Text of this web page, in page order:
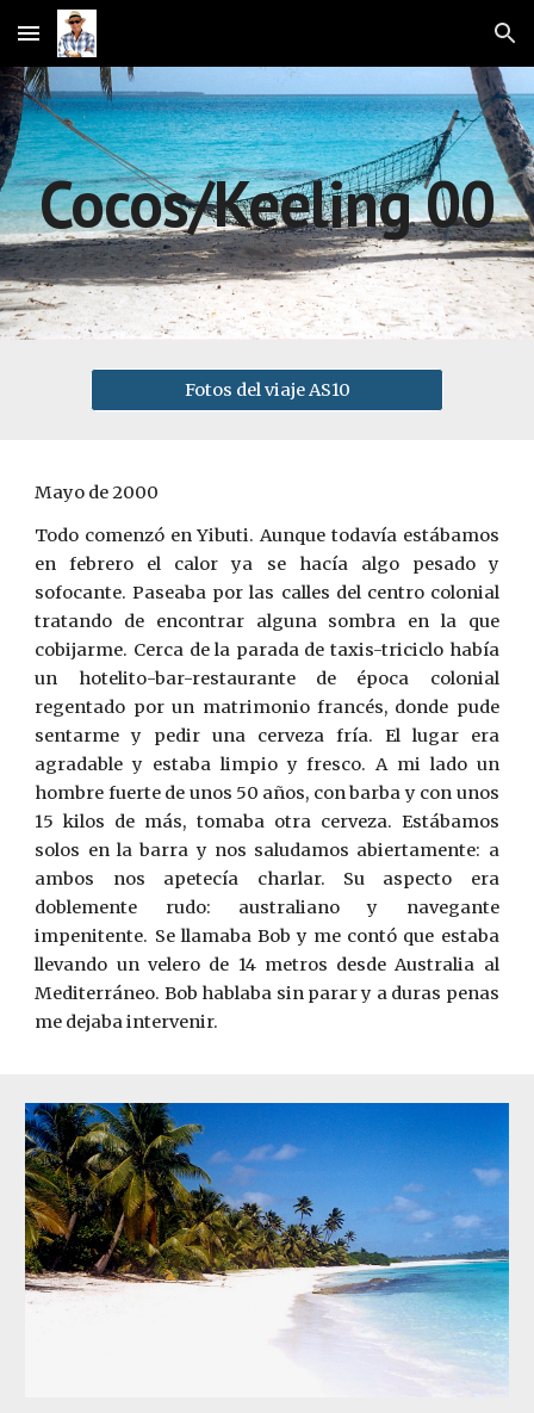
Skip to main content Skip to navigation
Cocos/Keeling 00
Fotos del viaje AS10
Mayo de 2000
Todo comenzó en Yibuti. Aunque todavía estábamos
en febrero el calor ya se hacía algo pesado y
sofocante. Paseaba por las calles del centro colonial
tratando de encontrar alguna sombra en la que
cobijarme. Cerca de la parada de taxis-triciclo había
un hotelito-bar-restaurante de época colonial
regentado por un matrimonio francés, donde pude
sentarme y pedir una cerveza fría. El lugar era
agradable y estaba limpio y fresco. A mi lado un
hombre fuerte de unos 50 años, con barba y con unos
15 kilos de más, tomaba otra cerveza. Estábamos
solos en la barra y nos saludamos abiertamente: a
ambos nos apetecía charlar. Su aspecto era
doblemente rudo: australiano y navegante
impenitente. Se llamaba Bob y me contó que estaba
llevando un velero de 14 metros desde Australia al
Mediterráneo. Bob hablaba sin parar y a duras penas
me dejaba intervenir.